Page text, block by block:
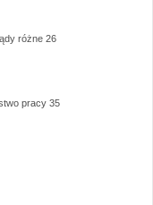
różne 26
pracy 35